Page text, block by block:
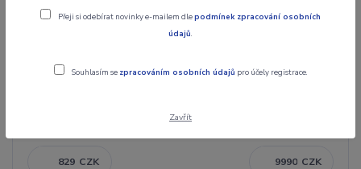
CZK CZK
Přeji si odebírat novinky e-mailem dlepodmínek zpracování osobních
údajů.
Souhlasím se zpracováním osobních údajů pro účely registrace.
Zavřít